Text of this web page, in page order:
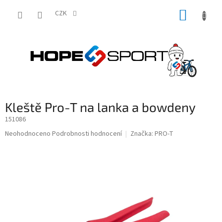
CZK
Kleště Pro-T na lanka a bowdeny
151086
Průměrné
Neohodnoceno Podrobnosti hodnocení Značka: PRO-T